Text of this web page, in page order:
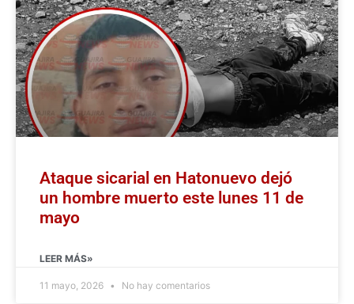
Ataque sicarial en Hatonuevo dejó
un hombre muerto este lunes 11 de
mayo
LEER MÁS»
11 mayo, 2026 No hay comentarios